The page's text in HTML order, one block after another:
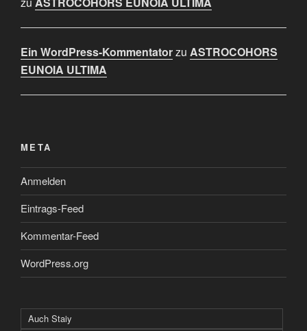
Ein WordPress-Kommentatorzu ASTROCOHORS
EUNOIA ULTIMA
META
Anmelden
Eintrags-Feed
Kommentar-Feed
WordPress.org
Auch Staiy